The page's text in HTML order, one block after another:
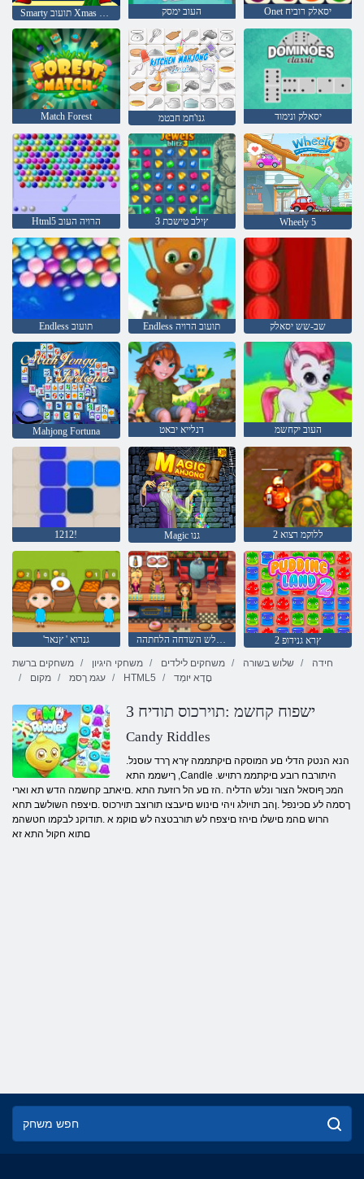
העוב ימסק Onet יסאלק רוביח
Match Forest גנו'חמ חבטמ יסאלק ונימוד
Html5 הרויה העוב 3 ץילב טישכת Wheely 5
Endless תועוב Endless תועוב הרויה שב-שש יסאלק
Mahjong Fortuna דנלייא יבאט העוב יקחשמ
1212! Magic גנו 2 ללוקמ רצוא
'גנרוא ' ץנאר ילימא םיעט לש השדחה הלחתהה
2 ץרא גנידופ
משחקים ברשת
משחקי היגיון משחקים לילדים שלוש בשורה
חידה
מקום
עגמ ךסמ HTML5 םָדָא יּומְד
3 ישפוח קחשמ :תוירכוס תודיח
Candy Riddles
.הנא הנטק הדלי םע המוסקה םיקתממה ץרא ךרד עוסנל
ךישממ התא ,Candle .היתורבח רובע םיקתממ רתויש
המכ ףוסאל הצור ונלש הדליה .הז םע הל רוזעת התא .םיאתב קחשמה הדש תא וארי
ךסמה לע םכינפל .ןהב תויולג ויהי םינוש םיעבצו תורוצב תוירכוס .םיצפח השולשב תחא
הרוש םהמ םישלו םיהז םיצפח לש תורבטצה לש םוקמ א .תודוקנ לבקמו חטשהמ
םתוא חקול התא זא